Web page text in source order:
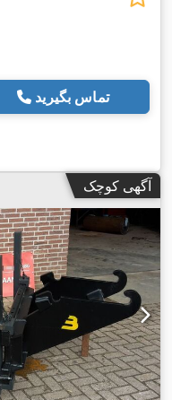
تماس بگیرید
آگهی کوچک